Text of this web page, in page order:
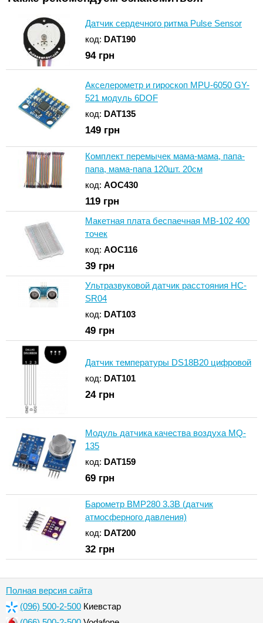
Датчик сердечного ритма Pulse Sensor
код: DAT190
94грн
Акселерометр и гироскоп MPU-6050 GY-
521 модуль 6DOF
код: DAT135
149 грн
Комплект перемычек мама-мама, папа-
папа, мама-папа 120шт. 20см
код: AOC430
119 грн
Макетная плата беспаечная MB-102 400
точек
код: AOC116
39 грн
Ультразвуковой датчик расстояния HC-
SR04
код: DAT103
49 грн
Датчик температуры DS18B20 цифровой
код: DAT101
24грн
Модуль датчика качества воздуха MQ-
135
код: DAT159
69 грн
Барометр BMP280 3.3В (датчик
атмосферного давления)
код: DAT200
32 грн
Полная версия сайта
(096) 500-2-500 Киевстар